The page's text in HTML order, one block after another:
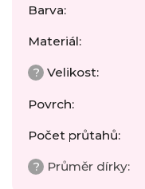
Barva:
Materiál:
? Velikost:
Povrch:
Počet průtahů:
? Průměr dírky: